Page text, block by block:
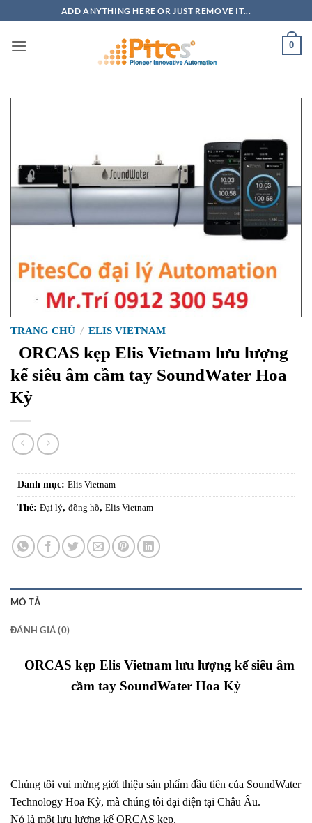
qua
nội
ADD ANYTHING HERE OR JUST REMOVE IT...
0
TRANG CHỦ / ELIS VIETNAM
ORCAS kẹp Elis Vietnam lưu lượng
kế siêu âm cầm tay SoundWater Hoa
Kỳ
Danh mục: Elis Vietnam
Thẻ: Đại lý, đồng hồ, Elis Vietnam
MÔ TẢ
ĐÁNH GIÁ (0)
ORCAS kẹp Elis Vietnam lưu lượng kế siêu âm
cầm tay SoundWater Hoa Kỳ
Chúng tôi vui mừng giới thiệu sản phẩm đầu tiên của SoundWater
Technology Hoa Kỳ, mà chúng tôi đại diện tại Châu Âu.
Nó là một lưu lượng kế ORCAS kẹp.